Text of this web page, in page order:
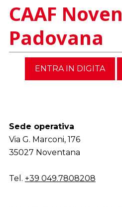
CAAF
Padovana
ENTRA IN DIGITA
Sede operativa
Via G. Marconi, 176
35027 Noventana
Tel. +39 049.7808208